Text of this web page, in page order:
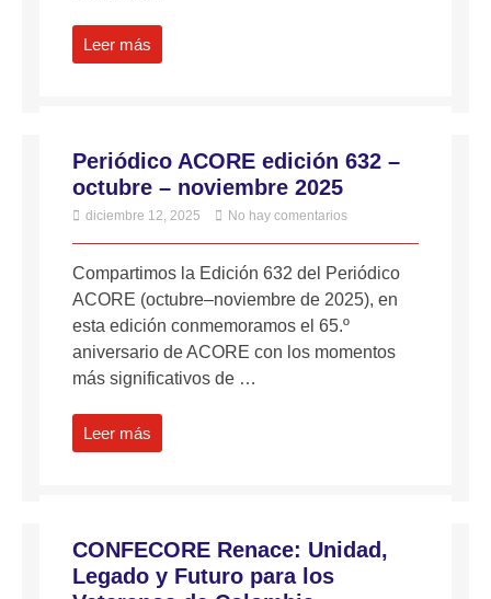
Leer más
Periódico ACORE edición 632 –
octubre – noviembre 2025
diciembre 12, 2025 No hay comentarios
Compartimos la Edición 632 del Periódico
ACORE (octubre–noviembre de 2025), en
esta edición conmemoramos el 65.º
aniversario de ACORE con los momentos
más significativos de …
Leer más
CONFECORE Renace: Unidad,
Legado y Futuro para los